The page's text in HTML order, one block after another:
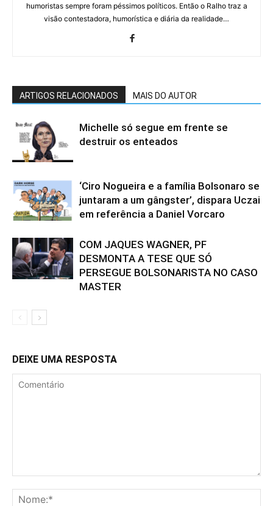
humoristas sempre foram péssimos políticos. Então o Ralho traz a
visão contestadora, humorística e diária da realidade…
ARTIGOS RELACIONADOS MAIS DO AUTOR
Michelle só segue em frente se
destruir os enteados
‘Ciro Nogueira e a família Bolsonaro se
juntaram a um gângster’, dispara Uczai
em referência a Daniel Vorcaro
COM JAQUES WAGNER, PF
DESMONTA A TESE QUE SÓ
PERSEGUE BOLSONARISTA NO CASO
MASTER
DEIXE UMA RESPOSTA